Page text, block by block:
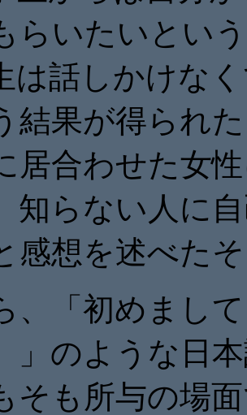
らいたいとい
は話しかけな
結果が得られ
居合わせた女
知らない人に
感想を述べた
、「初めまし
」のような日
そも所与の場